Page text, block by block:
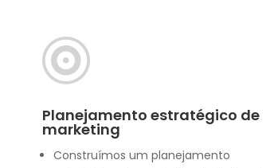

Planejamento estratégico de
marketing
Construímos um planejamento